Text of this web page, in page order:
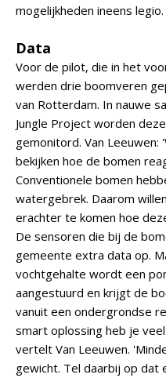
mogelijkheden ineens legio.
Data
Voor de pilot, die in het
werden drie boomveren
van Rotterdam. In nauwe
Jungle Project worden
gemonitord. Van Leeuwen:
bekijken hoe de bomen
Conventionele bomen
watergebrek. Daarom
erachter te komen hoe
De sensoren die bij de
gemeente extra data op.
vochtgehalte wordt een
aangestuurd en krijgt de
vanuit een ondergrondse
smart oplossing heb je
vertelt Van Leeuwen.
gewicht. Tel daarbij op dat